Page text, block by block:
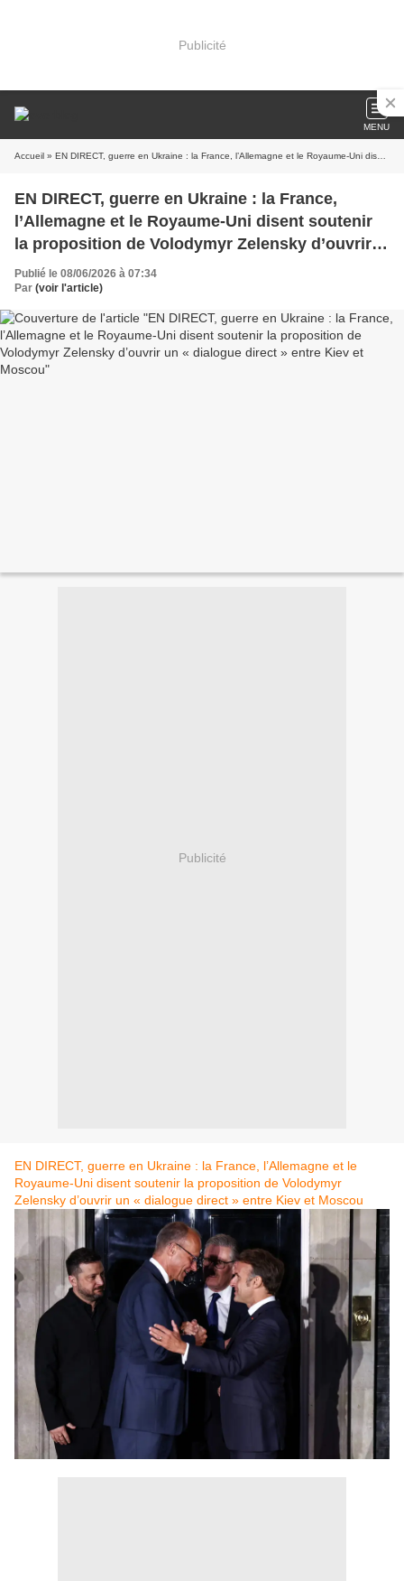
Publicité
MENU
Accueil » EN DIRECT, guerre en Ukraine : la France, l’Allemagne et le Royaume-Uni disent soutenir la proposition de Volodymyr Zelensky d’ouvrir un « dialogue direct » entre Kiev et Moscou
EN DIRECT, guerre en Ukraine : la France,
l’Allemagne et le Royaume-Uni disent soutenir
la proposition de Volodymyr Zelensky d’ouvrir
un « dialogue direct » entre Kiev et Moscou
Publié le 08/06/2026 à 07:34
Par (voir l'article)
Publicité
EN DIRECT, guerre en Ukraine : la France, l’Allemagne et le
Royaume-Uni disent soutenir la proposition de Volodymyr
Zelensky d’ouvrir un « dialogue direct » entre Kiev et Moscou